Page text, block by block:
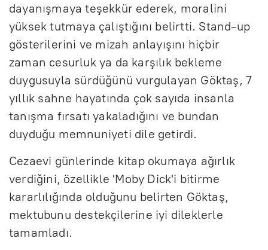
dayanışmaya teşekkür ederek, moralini
yüksek tutmaya çalıştığını belirtti. Stand-up
gösterilerini ve mizah anlayışını hiçbir
zaman cesurluk ya da karşılık bekleme
duygusuyla sürdüğünü vurgulayan Göktaş, 7
yıllık sahne hayatında çok sayıda insanla
tanışma fırsatı yakaladığını ve bundan
duyduğu memnuniyeti dile getirdi.
Cezaevi günlerinde kitap okumaya ağırlık
verdiğini, özellikle 'Moby Dick'i bitirme
kararlılığında olduğunu belirten Göktaş,
mektubunu destekçilerine iyi dileklerle
tamamladı.